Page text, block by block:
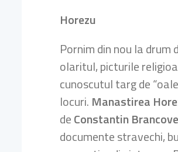
Horezu
Pornim din nou la
olaritul, picturile
cunoscutul targ de
locuri. Manastirea
deConstantin
documente stravechi,